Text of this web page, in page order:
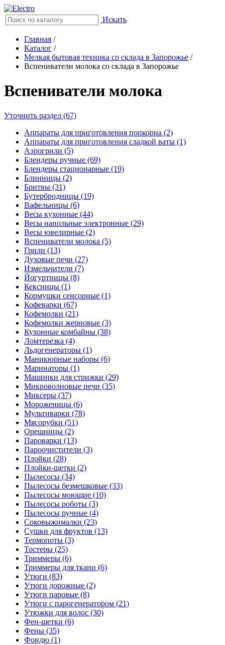
Искать
Главная /
Каталог /
Мелкая бытовая техника со склада в Запорожье /
Вспениватели молока со склада в Запорожье
Вспениватели молока
Уточнить раздел (67)
Аппараты для приготовления попкорна (2)
Аппараты для приготовления сладкой ваты (1)
Аэрогрили (5)
Блендеры ручные (69)
Блендеры стационарные (19)
Блинницы (2)
Бритвы (31)
Бутербродницы (19)
Вафельницы (6)
Весы кухонные (44)
Весы напольные электронные (29)
Весы ювелирные (2)
Вспениватели молока (5)
Грили (13)
Духовые печи (27)
Измельчители (7)
Йогуртницы (8)
Кексницы (1)
Кормушки сенсорные (1)
Кофеварки (67)
Кофемолки (21)
Кофемолки жерновые (3)
Кухонные комбайны (38)
Ломтерезка (4)
Льдогенераторы (1)
Маникюрные наборы (6)
Маринаторы (1)
Машинки для стрижки (29)
Микроволновые печи (35)
Миксеры (37)
Мороженицы (6)
Мультиварки (78)
Мясорубки (51)
Орешницы (2)
Пароварки (13)
Пароочистители (3)
Плойки (28)
Плойки-щетки (2)
Пылесосы (34)
Пылесосы безмешковые (33)
Пылесосы моющие (10)
Пылесосы роботы (3)
Пылесосы ручные (4)
Соковыжималки (23)
Сушки для фруктов (13)
Термопоты (3)
Тостеры (25)
Триммеры (6)
Триммеры для ткани (6)
Утюги (83)
Утюги дорожные (2)
Утюги паровые (8)
Утюги с парогенератором (21)
Утюжки для волос (30)
Фен-щетки (6)
Фены (35)
Фондю (1)